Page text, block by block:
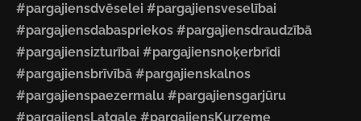
#pargajiensdvēselei #pargajiensveselībai
#pargajiensdabaspriekos #pargajiensdraudzībā
#pargajiensizturībai #pargajiensnoķerbrīdi
#pargajiensbrīvībā #pargajienskalnos
#pargajienspaezermalu #pargajiensgarjūru
#pargajiensLatgale #pargajiensKurzeme